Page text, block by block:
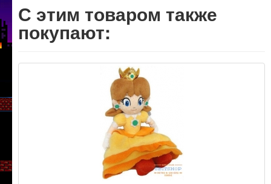
С этим товаром также
покупают: